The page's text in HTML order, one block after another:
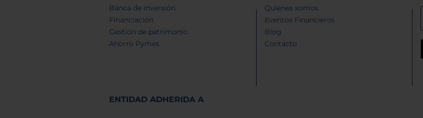
Banca de Inversión
Financiación
Gestión de patrimonio
Ahorro Pymes
Quienes somos
Eventos Financieros
Blog
Contacto
ENTIDAD ADHERIDA A